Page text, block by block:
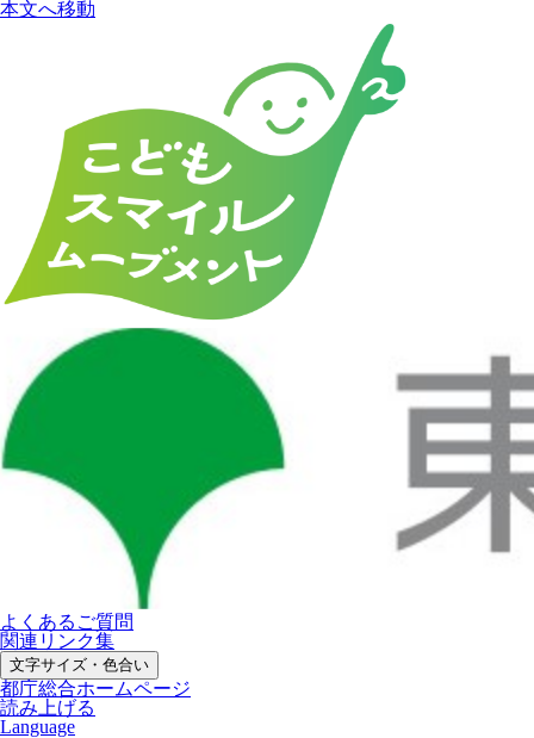
本文へ移動
よくあるご質問
関連リンク集
文字サイズ・色合い
都庁総合ホームページ
読み上げる
Language